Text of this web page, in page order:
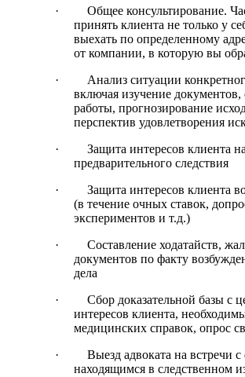
· Общее консультирование.
принять клиента не только у
выехать по определенному
от компании, в которую вы
· Анализ ситуации
включая изучение документов,
работы, прогнозирование
перспектив удовлетворения
· Защита интересов клиента на
предварительного следствия
· Защита интересов клиента во
(в течение очных ставок,
экспериментов и т.д.)
· Составление ходатайств,
документов по факту
дела
· Сбор доказательной базы с
интересов клиента,
медицинских справок, опрос
· Выезд адвоката на встречи с
находящимся в следственном